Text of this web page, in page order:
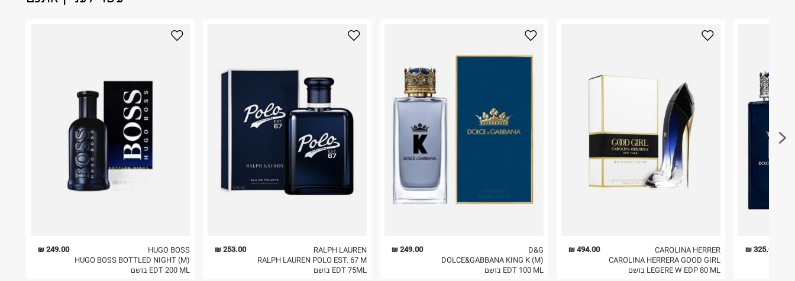
לפני החזרת החבילה, חשוב להדביק את מדבקת הגוביינא על גבי החבילה
פריטים שבירים יש להחזיר עם שליח דרך ממשק ההחזרות באתר בלבד
בהתאם לתנאי השימוש.
חשוב לשים לב:
3. מוצרי טיפוח ניתן להחזיר סגורים באריזתם המקורית בלבד. לא ניתן
להחזיר לקים.
פריט זה הינו פריט שביר
יצחק רגר 2, באר שבע.
249.00 ₪
HUGO BOSS
HUGO BOSS BOTTLED NIGHT (M)
EDT 200 ML בושם
253.00 ₪
RALPH LAUREN
RALPH LAUREN POLO EST. 67 M
EDT 75ML בושם
249.00 ₪
D&G
DOLCE&GABBANA KING K (M)
EDT 100 ML בושם
494.00 ₪
CAROLINA HERRER
CAROLINA HERRERA GOOD GIRL
LEGERE W EDP 80 ML בושם
325.00 ₪